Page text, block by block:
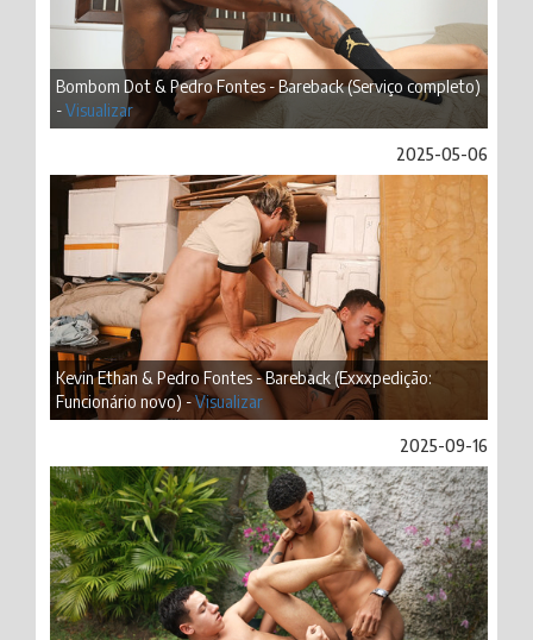
Bombom Dot & Pedro Fontes - Bareback (Serviço completo)
-Visualizar
2025-05-06
Kevin Ethan & Pedro Fontes - Bareback (Exxxpedição:
Funcionário novo) -Visualizar
2025-09-16